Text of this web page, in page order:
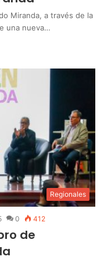
Miranda, a través de la
una nueva…
Regionales
0 412
de